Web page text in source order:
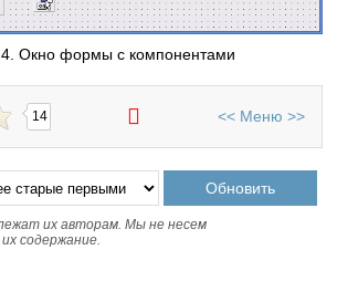
Окно формы с компонентами
14 << Меню >>
их авторам. Мы не несем
содержание.